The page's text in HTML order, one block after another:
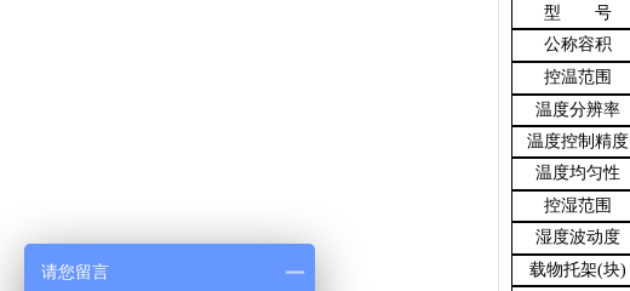
型 号
公称容积
控温范围
温度分辨率
温度控制精度
温度均匀性
控湿范围
湿度波动度
载物托架(块)
请您留言